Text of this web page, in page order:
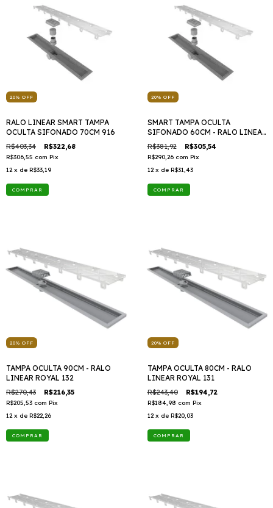
20% OFF
RALO LINEAR SMART TAMPA
OCULTA SIFONADO 70CM 916
R$403,34 R$322,68
R$306,55 com Pix
12 x de R$33,19
20% OFF
SMART TAMPA OCULTA
SIFONADO 60CM - RALO LINEAR
915
R$381,92 R$305,54
R$290,26 com Pix
12 x de R$31,43
20% OFF
TAMPA OCULTA 90CM - RALO
LINEAR ROYAL 132
R$270,43 R$216,35
R$205,53 com Pix
12 x de R$22,26
20% OFF
TAMPA OCULTA 80CM - RALO
LINEAR ROYAL 131
R$243,40 R$194,72
R$184,98 com Pix
12 x de R$20,03